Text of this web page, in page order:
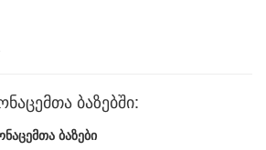
ბაზებში:
ბაზები